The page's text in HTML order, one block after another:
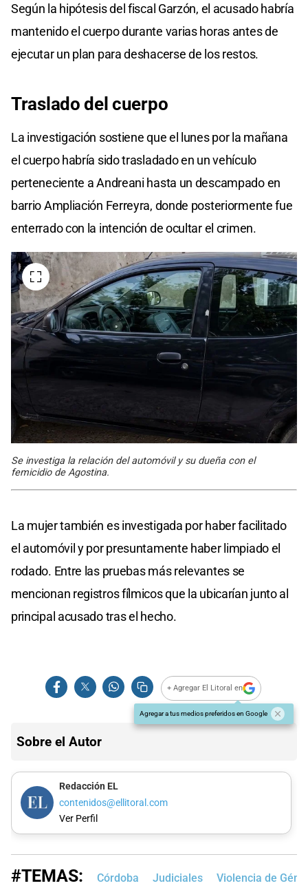
Según la hipótesis del fiscal Garzón, el acusado habría
mantenido el cuerpo durante varias horas antes de
ejecutar un plan para deshacerse de los restos.
Traslado del cuerpo
La investigación sostiene que el lunes por la mañana
el cuerpo habría sido trasladado en un vehículo
perteneciente a Andreani hasta un descampado en
barrio Ampliación Ferreyra, donde posteriormente fue
enterrado con la intención de ocultar el crimen.
Se investiga la relación del automóvil y su dueña con el
femicidio de Agostina.
La mujer también es investigada por haber facilitado
el automóvil y por presuntamente haber limpiado el
rodado. Entre las pruebas más relevantes se
mencionan registros fílmicos que la ubicarían junto al
principal acusado tras el hecho.
+ Agregar El Litoral en
Agregar a tus medios preferidos en Google
Sobre el Autor
Redacción EL
contenidos@ellitoral.com
Ver Perfil
#TEMAS: Córdoba Judiciales Violencia de